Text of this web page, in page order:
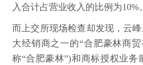
入合计占营业收入的比例为10%。
而上交所现场检查却发现，云
大经销商之一的“合肥豪林商
称“合肥豪林”)和商标授权业务